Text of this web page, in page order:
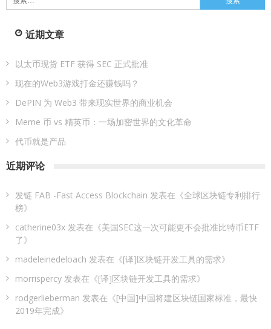
索：
近期文章
以太币现货 ETF 获得 SEC 正式批准
现在的Web3游戏打金还赚钱吗？
DePIN 为 Web3 带来现实世界的商业机会
Meme 币 vs 精英币：一场加密世界的文化革命
代币就是产品
近期评论
发链 FAB -Fast Access Blockchain 发表在《全球区块链专利排行
榜》
catherine03x 发表在《美国SEC这一次可能更不会批准比特币ETF
了》
madeleinedeloach 发表在《[译]区块链开发工具的需求》
morrispercy 发表在《[译]区块链开发工具的需求》
rodgerlieberman 发表在《[中国]中国将建区块链国家标准，最快
2019年完成》